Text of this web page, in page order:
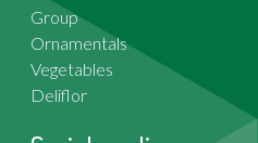
Group
Ornamentals
Vegetables
Deliflor